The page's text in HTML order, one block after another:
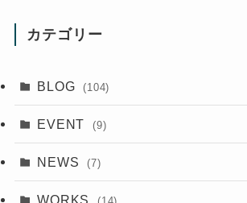
カテゴリー
BLOG (104)
EVENT (9)
NEWS (7)
WORKS